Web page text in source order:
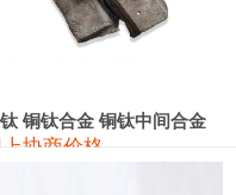
10,400
12,300 0
铜钛合金 铜钛中间合金
协商价格